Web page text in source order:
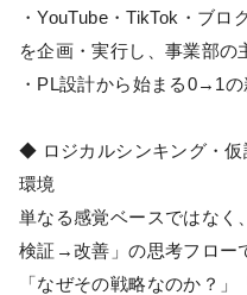
・YouTube・TikTok・ブ
を企画・実行し、事業部の
・PL設計から始まる0→1
◆ ロジカルシンキング・仮
環境
単なる感覚ベースではな
検証→改善」の思考フロー
「なぜその戦略なのか？